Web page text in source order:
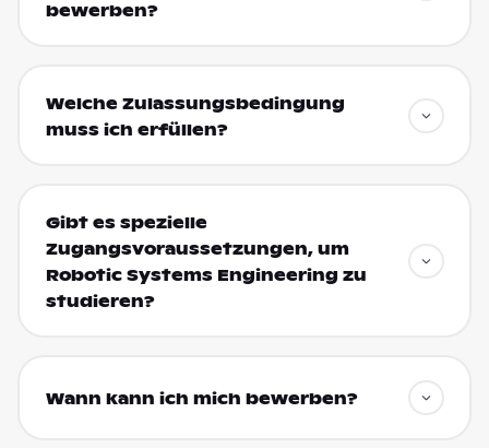
bewerben?
Welche Zulassungsbedingung
muss ich erfüllen?
Gibt es spezielle
Zugangsvoraussetzungen, um
Robotic Systems Engineering zu
studieren?
Wann kann ich mich bewerben?